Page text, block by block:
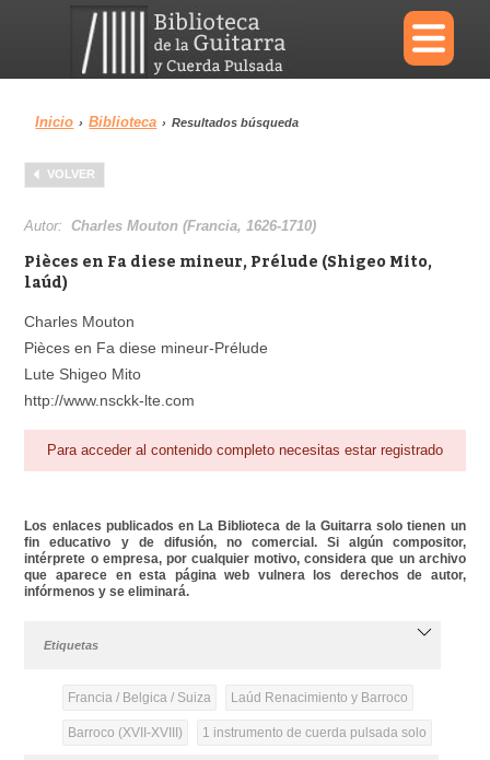
×
Menu
Biblioteca Diccionario
Inicio › Biblioteca › Resultados búsqueda
VOLVER
Autor:Charles Mouton (Francia, 1626-1710)
Pièces en Fa diese mineur, Prélude (Shigeo Mito,
laúd)
Charles Mouton
Pièces en Fa diese mineur-Prélude
Lute Shigeo Mito
http://www.nsckk-lte.com
Para acceder al contenido completo necesitas estar registrado
Los enlaces publicados en La Biblioteca de la Guitarra solo tienen un
fin educativo y de difusión, no comercial. Si algún compositor,
intérprete o empresa, por cualquier motivo, considera que un archivo
que aparece en esta página web vulnera los derechos de autor,
infórmenos y se eliminará.
Etiquetas
Francia / Belgica / Suiza Laúd Renacimiento y Barroco
Barroco (XVII-XVIII) 1 instrumento de cuerda pulsada solo